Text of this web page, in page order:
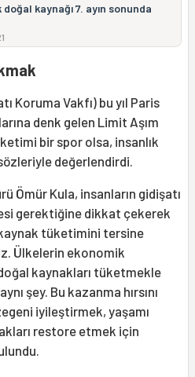
doğal kaynağı 7. ayın sonunda
Koruma Vakfı) bu yıl Paris
denk gelen Limit Aşım
bir spor olsa, insanlık
değerlendirdi.
Ömür Kula, insanların gidişatı
gerektiğine dikkat çekerek
kaynak tüketimini tersine
Ülkelerin ekonomik
kaynakları tüketmekle
şey. Bu kazanma hırsını
iyileştirmek, yaşamı
restore etmek için